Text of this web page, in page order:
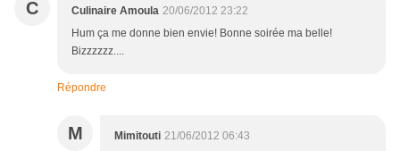
C Culinaire Amoula 20/06/2012 23:22
Hum ça me donne bien envie! Bonne soirée ma belle!
Bizzzzzz....
Répondre
M Mimitouti 21/06/2012 06:43